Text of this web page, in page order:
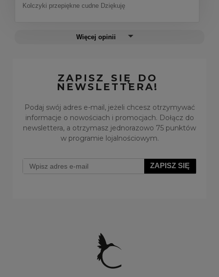
Kolczyki przepiękne cudne Dziękuję
Więcej opinii
ZAPISZ SIĘ DO
NEWSLETTERA!
Podaj swój adres e-mail, jeżeli chcesz otrzymywać
informacje o nowościach i promocjach. Dołącz do
newslettera, a otrzymasz jednorazowo 75 punktów
w programie lojalnościowym.
ZAPISZ SIĘ